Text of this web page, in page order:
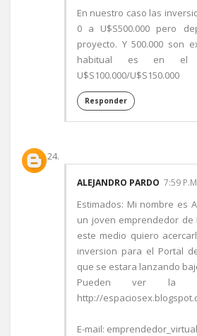
En nuestro caso las
0 a U$S500.000 pero
proyecto. Y 500.000 son
habitual es en el
U$S100.000/U$S150.000
Responder
ALEJANDRO PARDO 7:59
Estimados: Mi nombre es
un joven emprendedor de
este medio quiero
inversion para el Portal
que se estara lanzando
Pueden ver la
http://
E-mail: